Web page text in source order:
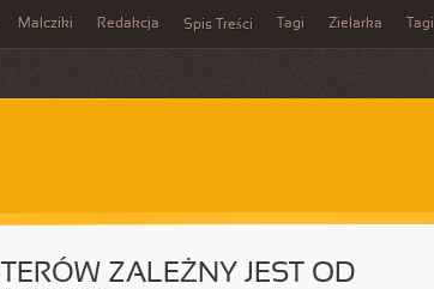
Malcziki Redakcja Spis Treści Tagi Zielarka Tagi
ZALEŻNY JEST OD